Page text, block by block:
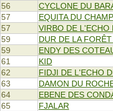
56
CYCLONE DU
57
EQUITA DU
57
VIRBO DE L'ECHO
59
DUR DE LA
59
ENDY DES
61
KID
62
FIDJI DE L'ECHO
63
DAMON DU
64
EBENE DES
65
FJALAR